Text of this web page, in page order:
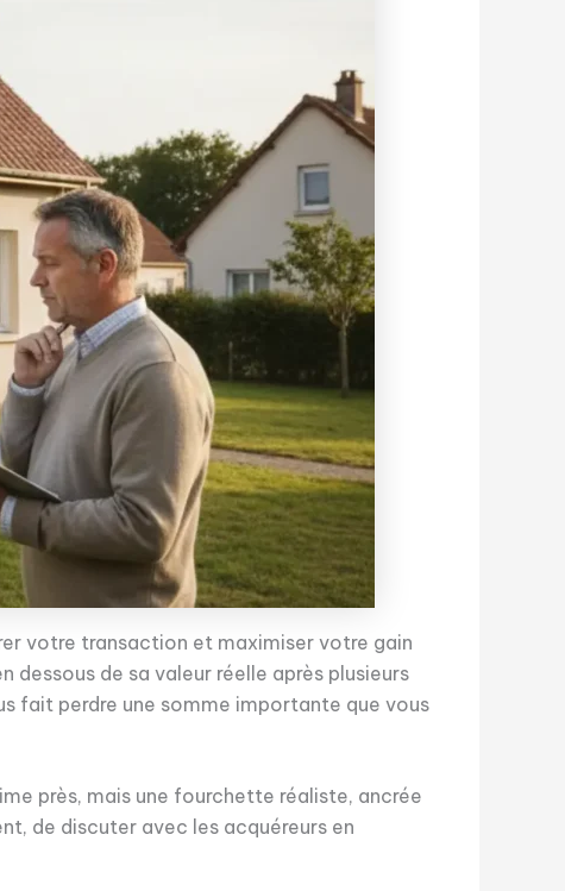
votre transaction et maximiser votre gain
dessous de sa valeur réelle après plusieurs
fait perdre une somme importante que vous
près, mais une fourchette réaliste, ancrée
de discuter avec les acquéreurs en